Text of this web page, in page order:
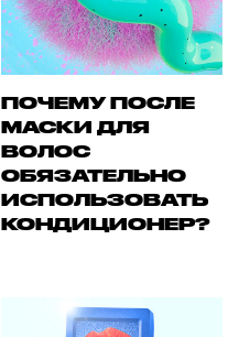
ПОЧЕМУ ПОСЛЕ
МАСКИ ДЛЯ
ВОЛОС
ОБЯЗАТЕЛЬНО
ИСПОЛЬЗОВАТЬ
КОНДИЦИОНЕР?